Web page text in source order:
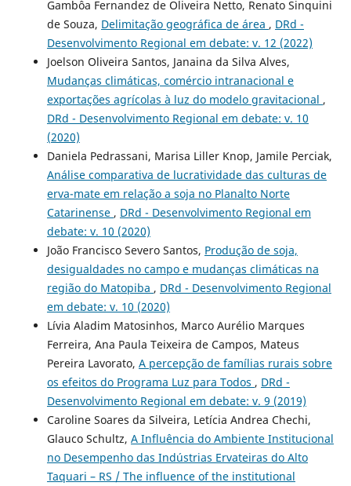
Gambôa Fernandez de Oliveira Netto, Renato Sinquini
de Souza, Delimitação geográfica de área , DRd -
Desenvolvimento Regional em debate: v. 12 (2022)
Joelson Oliveira Santos, Janaina da Silva Alves,
Mudanças climáticas, comércio intranacional e
exportações agrícolas à luz do modelo gravitacional ,
DRd - Desenvolvimento Regional em debate: v. 10
(2020)
Daniela Pedrassani, Marisa Liller Knop, Jamile Perciak,
Análise comparativa de lucratividade das culturas de
erva-mate em relação a soja no Planalto Norte
Catarinense , DRd - Desenvolvimento Regional em
debate: v. 10 (2020)
João Francisco Severo Santos, Produção de soja,
desigualdades no campo e mudanças climáticas na
região do Matopiba , DRd - Desenvolvimento Regional
em debate: v. 10 (2020)
Lívia Aladim Matosinhos, Marco Aurélio Marques
Ferreira, Ana Paula Teixeira de Campos, Mateus
Pereira Lavorato, A percepção de famílias rurais sobre
os efeitos do Programa Luz para Todos , DRd -
Desenvolvimento Regional em debate: v. 9 (2019)
Caroline Soares da Silveira, Letícia Andrea Chechi,
Glauco Schultz, A Influência do Ambiente Institucional
no Desempenho das Indústrias Ervateiras do Alto
Taquari – RS / The influence of the institutional